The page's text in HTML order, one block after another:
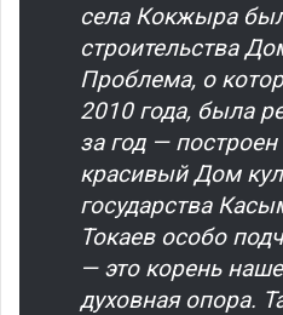
села Кокжыра
строительства
Проблема, о
2010 года, была
за год —
красивый Дом
государства
Токаев особо
— это корень
духовная опора.